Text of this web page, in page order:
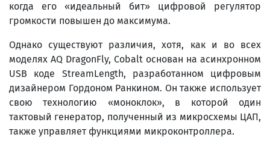
когда его «идеальный бит» цифровой регулятор
громкости повышен до максимума.
Однако существуют различия, хотя, как и во всех
моделях AQ DragonFly, Cobalt основан на асинхронном
USB коде StreamLength, разработанном цифровым
дизайнером Гордоном Ранкином. Он также использует
свою технологию «моноклок», в которой один
тактовый генератор, полученный из микросхемы ЦАП,
также управляет функциями микроконтроллера.